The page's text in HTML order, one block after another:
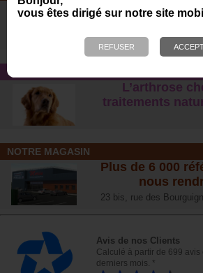
vous êtes dirigé sur notre site
Tout pour
CONSEIL SANTÉ
L’arthrose
traitements
NOTRE MAGASIN
Plus de 6 000
nous
23 bis, rue des
Avis de nos Clients
Calculé à partir de 699 avis
derniers mois. *